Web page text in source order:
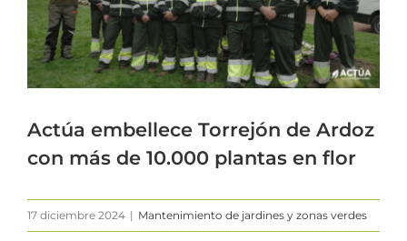
Actúa embellece Torrejón de Ardoz
con más de 10.000 plantas en flor
17 diciembre 2024 | Mantenimiento de jardines y zonas verdes